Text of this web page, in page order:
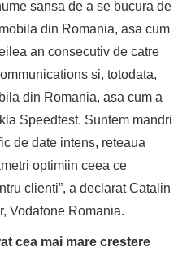
sansa de a se bucura de
din Romania, asa cum
an consecutiv de catre
si, totodata,
din Romania, asa cum a
Speedtest. Suntem mandri
de date intens, reteaua
optimiin ceea ce
clienti”, a declarat Catalin
Vodafone Romania.
cea mai mare crestere